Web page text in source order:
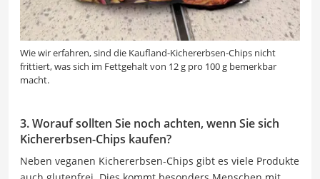
Wie wir erfahren, sind die Kaufland-Kichererbsen-Chips nicht
frittiert, was sich im Fettgehalt von 12 g pro 100 g bemerkbar
macht.
3. Worauf sollten Sie noch achten, wenn Sie sich
Kichererbsen-Chips kaufen?
Neben veganen Kichererbsen-Chips gibt es viele Produkte